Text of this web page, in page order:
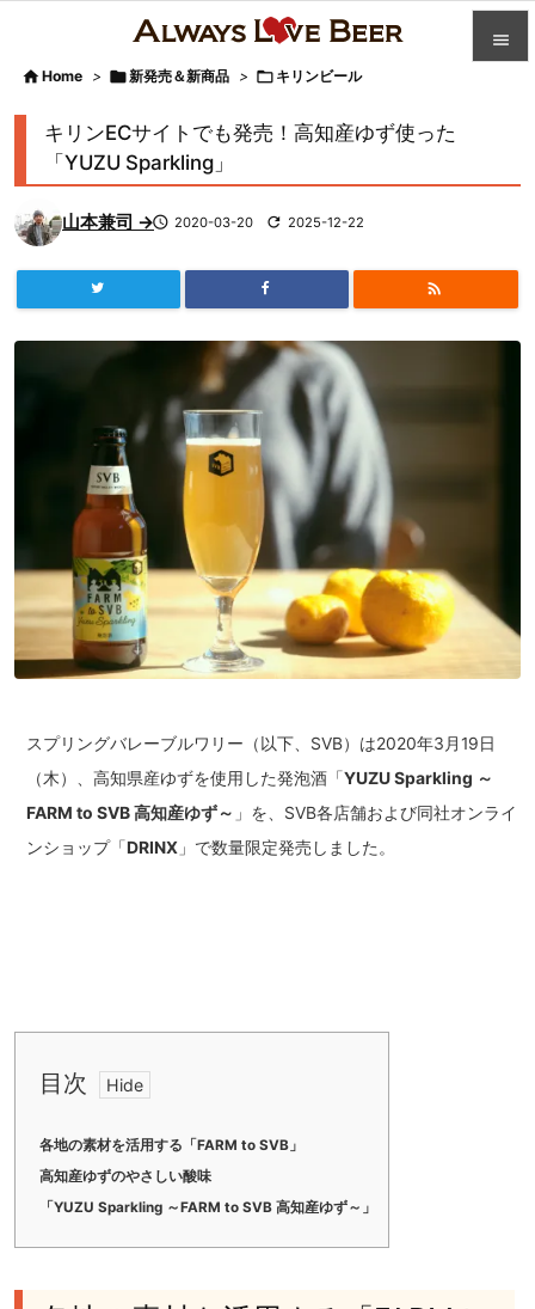


検索
 Home > 新発売＆新商品 >  キリンビール
キリンECサイトでも発売！高知産ゆず使った
「YUZU Sparkling」
山本兼司 → 2020-03-20  2025-12-22

スプリングバレーブルワリー（以下、SVB）は2020年3月19日
（木）、高知県産ゆずを使用した発泡酒「YUZU Sparkling ～
FARM to SVB 高知産ゆず～ 」を、SVB各店舗および同社オンライ
ンショップ「DRINX 」で数量限定発売しました。
目次
各地の素材を活用する「FARM to SVB」
高知産ゆずのやさしい酸味
「YUZU Sparkling ～FARM to SVB 高知産ゆず～」